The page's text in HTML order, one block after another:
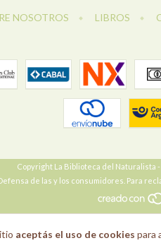
aceptás el uso de cookies para
NOSOTROS LIBROS
Copyright La Biblioteca del Naturalista
de las y los consumidores. Para